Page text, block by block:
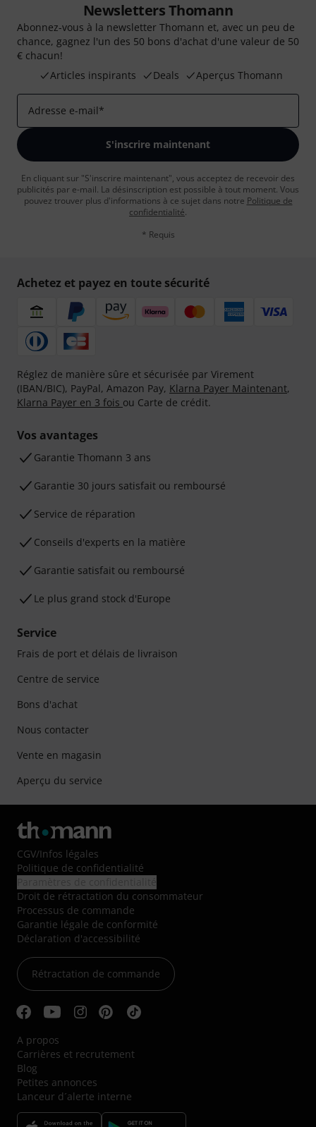
Newsletters Thomann
Abonnez-vous à la newsletter Thomann et, avec un peu de
chance, gagnez l'un des 50 bons d'achat d'une valeur de 50
€ chacun!
Articles inspirants
Deals Aperçus Thomann
Adresse e-mail*
S'inscrire maintenant
En cliquant sur "S'inscrire maintenant", vous acceptez de recevoir des
publicités par e-mail. La désinscription est possible à tout moment. Vous
pouvez trouver plus d'informations à ce sujet dans notre Politique de
confidentialité.
* Requis
Achetez et payez en toute sécurité
Réglez de manière sûre et sécurisée par Virement
(IBAN/BIC), PayPal, Amazon Pay, Klarna Payer Maintenant,
Klarna Payer en 3 fois ou Carte de crédit.
Vos avantages
Ga­ran­tie Thomann 3 ans
Garantie 30 jours satisfait ou remboursé
Service de réparation
Conseils d'experts en la matière
Garantie satisfait ou remboursé
Le plus grand stock d'Europe
Service
Frais de port et délais de livraison
Centre de service
Bons d'achat
Nous contacter
Vente en magasin
Aperçu du service
CGV/Infos légales
Politique de confidentialité
Droit de rétractation du consommateur
Processus de commande
Garantie légale de conformité
Déclaration d'accessibilité
Rétractation de commande
A propos
Carrières et recrutement
Blog
Petites annonces
Lanceur d´alerte interne